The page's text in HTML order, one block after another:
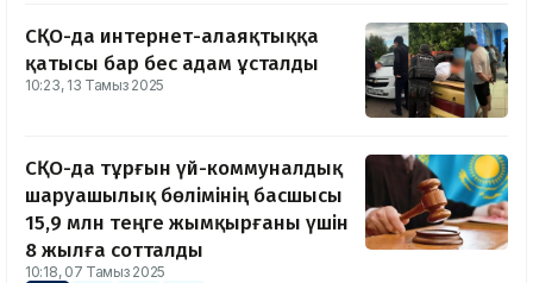
СҚО-да интернет-алаяқтыққа
қатысы бар бес адам ұсталды
10:23, 13 Тамыз 2025
СҚО-да тұрғын үй-коммуналдық
шаруашылық бөлімінің басшысы
15,9 млн теңге жымқырғаны үшін
8 жылға сотталды
10:18, 07 Тамыз 2025